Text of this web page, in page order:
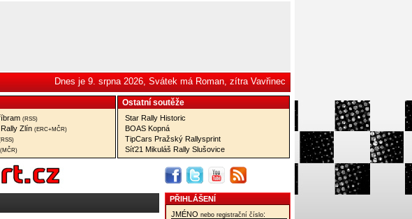
Dnes je 9. srpna 2026, Svátek má Roman, zítra Vavřinec
(RSS)
Zlín (ERC+MČR)
(MČR)
Ostatní­ soutěže
Star Rally Historic
BOAS Kopná
TipCars Pražský Rallysprint
Síť21 Mikuláš Rally Slušovice
PŘIHLÁŠENÍ
JMÉNO nebo registrační číslo: